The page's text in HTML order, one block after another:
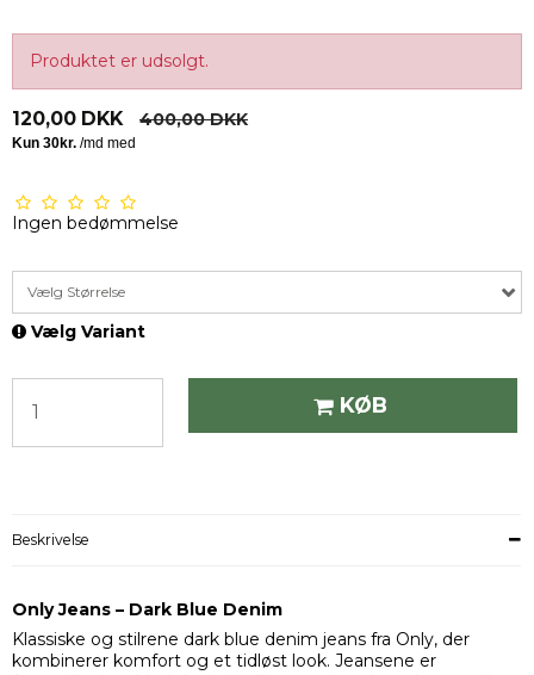
Produktet er udsolgt.
120,00 DKK 400,00 DKK
Ingen bedømmelse
Vælg Størrelse
Vælg Variant
KØB
Beskrivelse
Only Jeans – Dark Blue Denim
Klassiske og stilrene dark blue denim jeans fra Only, der
kombinerer komfort og et tidløst look. Jeansene er